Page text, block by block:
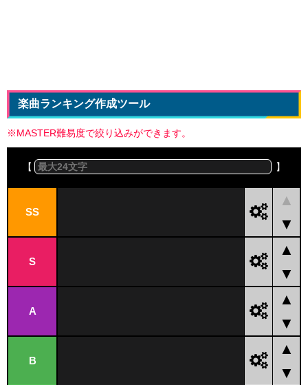
楽曲ランキング作成ツール
※MASTER難易度で絞り込みができます。
【 】
SS
▲
▼
S
▲
▼
A
▲
▼
B
▲
▼